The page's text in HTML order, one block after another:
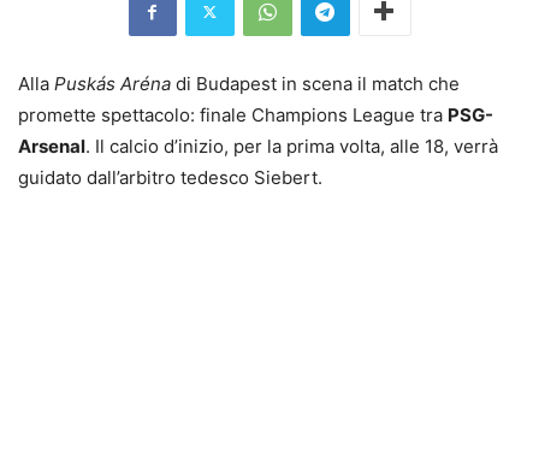
Alla Puskás Aréna di Budapest in scena il match che
promette spettacolo: finale Champions League tra PSG-
Arsenal. Il calcio d’inizio, per la prima volta, alle 18, verrà
guidato dall’arbitro tedesco Siebert.